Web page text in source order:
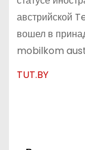
австрийской
вошел в
mobilkom
TUT.BY